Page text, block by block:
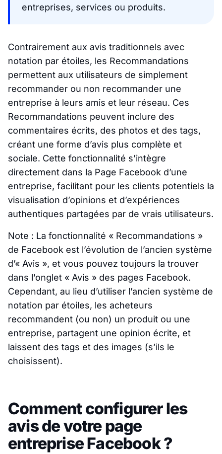
entreprises, services ou produits.
Contrairement aux avis traditionnels avec
notation par étoiles, les Recommandations
permettent aux utilisateurs de simplement
recommander ou non recommander une
entreprise à leurs amis et leur réseau. Ces
Recommandations peuvent inclure des
commentaires écrits, des photos et des tags,
créant une forme d’avis plus complète et
sociale. Cette fonctionnalité s’intègre
directement dans la Page Facebook d’une
entreprise, facilitant pour les clients potentiels la
visualisation d’opinions et d’expériences
authentiques partagées par de vrais utilisateurs.
Note : La fonctionnalité « Recommandations »
de Facebook est l’évolution de l’ancien système
d’« Avis », et vous pouvez toujours la trouver
dans l’onglet « Avis » des pages Facebook.
Cependant, au lieu d’utiliser l’ancien système de
notation par étoiles, les acheteurs
recommandent (ou non) un produit ou une
entreprise, partagent une opinion écrite, et
laissent des tags et des images (s’ils le
choisissent).
Comment configurer les
avis de votre page
entreprise Facebook ?